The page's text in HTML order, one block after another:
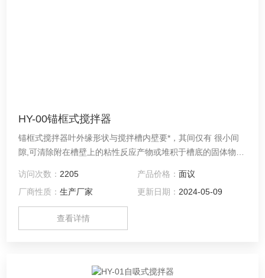
HY-00锚框式搅拌器
锚框式搅拌器叶外缘形状与搅拌槽内壁要*，其间仅有 很小间
隙,可清除附在槽壁上的粘性反应产物或堆积于槽底的固体物，
访问次数： 2205 产品价格： 面议
厂商性质：生产厂家 更新日期： 2024-05-09
查看详情